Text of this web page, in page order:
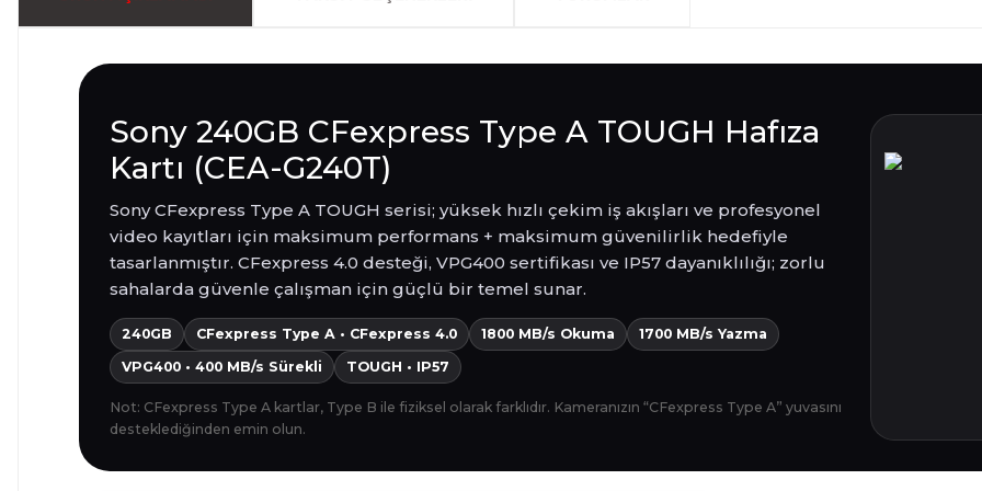
Sony 240GB CFexpress Type A TOUGH Hafıza
Kartı (CEA-G240T)
Sony CFexpress Type A TOUGH serisi; yüksek hızlı çekim iş akışları ve profesyonel
video kayıtları için maksimum performans + maksimum güvenilirlik hedefiyle
tasarlanmıştır. CFexpress 4.0 desteği, VPG400 sertifikası ve IP57 dayanıklılığı; zorlu
sahalarda güvenle çalışman için güçlü bir temel sunar.
240GB CFexpress Type A • CFexpress 4.0 1800 MB/s Okuma
1700 MB/s Yazma
VPG400 • 400 MB/s Sürekli
TOUGH • IP57
Not: CFexpress Type A kartlar, Type B ile fiziksel olarak farklıdır. Kameranızın “CFexpress Type A” yuvasını
desteklediğinden emin olun.